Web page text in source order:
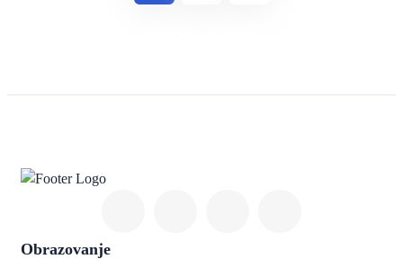
Obrazovanje